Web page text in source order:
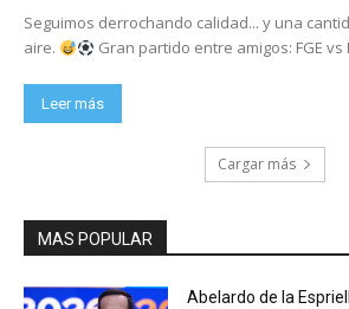
Seguimos derrochando calidad... y una
aire.
Gran partido entre amigos: FGE
Leer más
Cargar más
MAS POPULAR
Abelardo de la